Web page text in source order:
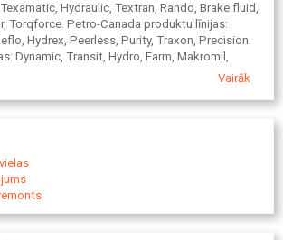
Hydraulic, Textran, Rando, Brake fluid,
Torqforce. Petro-Canada produktu līnijas:
Hydrex, Peerless, Purity, Traxon, Precision.
Dynamic, Transit, Hydro, Farm, Makromil,
mežtehnikas eļļas, traktoru,
eļļas, industriālās tehnikas, saldēšanas
(hidraulikai) transmisijas, transmisiju,
Ātrumkārbu, automātu, ātrumkārbas,
kompresoru, kompresoreļļas, vakuumsūkņu,
pārtikas rūpniecības, baltās,
Vairāk